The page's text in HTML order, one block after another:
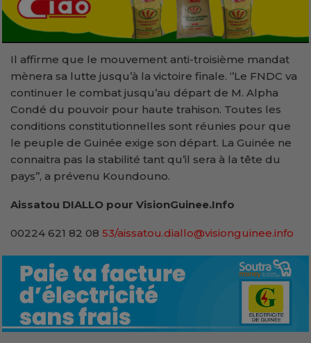
Il affirme que le mouvement anti-troisième mandat
mènera sa lutte jusqu’à la victoire finale. ‘’Le FNDC va
continuer le combat jusqu’au départ de M. Alpha
Condé du pouvoir pour haute trahison. Toutes les
conditions constitutionnelles sont réunies pour que
le peuple de Guinée exige son départ. La Guinée ne
connaitra pas la stabilité tant qu’il sera à la tête du
pays’’, a prévenu Koundouno.
Aissatou DIALLO pour VisionGuinee.Info
00224 621 82 08 53/aissatou.diallo@visionguinee.info